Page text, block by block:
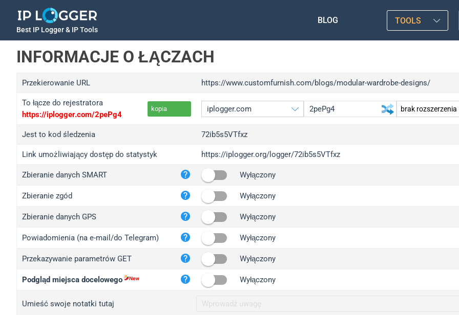
Best IP Logger & IP Tools
BLOG TOOLS
INFORMACJE O ŁĄCZACH
Przekierowanie URL https://www.customfurnish.com/blogs/modular-wardrobe-designs/
To łącze do rejestratora
https://iplogger.com/2pePg4
kopia
iplogger.org
wl.gl
ed.tc
iplogger.com
iplogger.co
2no.co
yip.su
iplogger.info
Jest to kod śledzenia 72ib5s5VTfxz
Link umożliwiający dostęp do statystyk https://iplogger.org/logger/72ib5s5VTfxz
Zbieranie danych SMART Wyłączony
Zbieranie zgód Wyłączony
Zbieranie danych GPS Wyłączony
Powiadomienia (na e-mail/do Telegram) Wyłączony
Przekazywanie parametrów GET Wyłączony
Podgląd miejsca docelowego Wyłączony
Umieść swoje notatki tutaj